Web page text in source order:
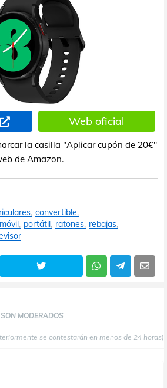
Web oficial
la casilla "Aplicar cupón de 20€"
de Amazon.
convertible
móvil portátil ratones rebajas
MODERADOS
se contestarán en menos de 24 horas)